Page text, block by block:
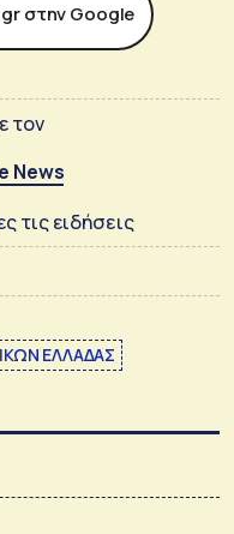
στην Google
τον
News
τις ειδήσεις
ΕΛΛΑΔΑΣ